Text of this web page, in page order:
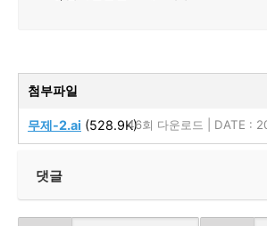
첨부파일
무제-2.ai (528.9K)46회 다운로드 | DATE :
댓글